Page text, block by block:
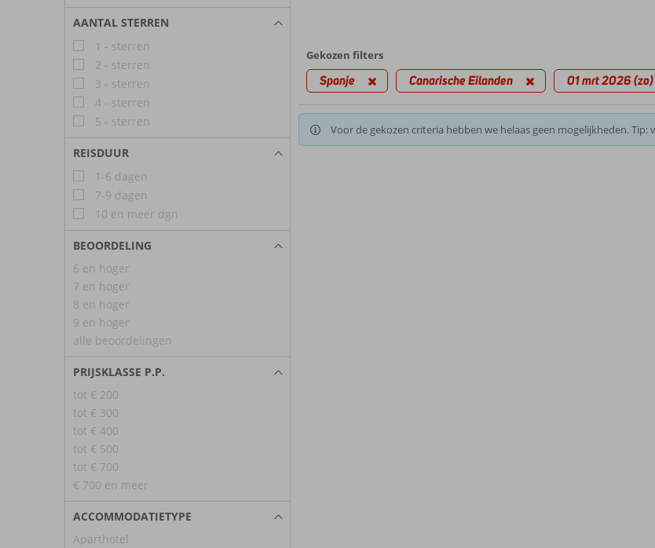
AANTAL STERREN
1 - sterren
2 - sterren
3 - sterren
4 - sterren
5 - sterren
REISDUUR
1-6 dagen
7-9 dagen
10 en meer dgn
BEOORDELING
6 en hoger
7 en hoger
8 en hoger
9 en hoger
alle beoordelingen
PRIJSKLASSE P.P.
tot € 200
tot € 300
tot € 400
tot € 500
tot € 700
€ 700 en meer
ACCOMMODATIETYPE
Aparthotel
Gekozen filters
Spanje Canarische Eilanden 01 mrt 2026
Voor de gekozen criteria hebben we helaas geen mogelijkheden.